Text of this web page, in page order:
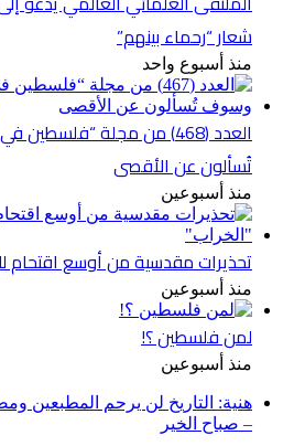
شعار “رحماء بينهم”
منذ أسبوع واحد
العدد (468) من مجلة
تُسألون عن الأقصى
منذ أسبوعين
تحذيرات مقدسية من أوسع اقتحام
منذ أسبوعين
لمن فلسطين ؟!
منذ أسبوعين
هنية: التاريخ لن يرحم المطبعين
– صباح الخير